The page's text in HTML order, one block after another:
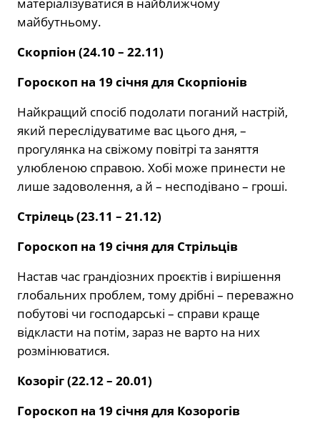
майбутньому.
Скорпіон (24.10 – 22.11)
Гороскоп на 19 січня для Скорпіонів
Найкращий спосіб подолати поганий настрій,
який переслідуватиме вас цього дня, –
прогулянка на свіжому повітрі та заняття
улюбленою справою. Хобі може принести не
лише задоволення, а й – несподівано – гроші.
Стрілець (23.11 – 21.12)
Гороскоп на 19 січня для Стрільців
Настав час грандіозних проєктів і вирішення
глобальних проблем, тому дрібні – переважно
побутові чи господарські – справи краще
відкласти на потім, зараз не варто на них
розмінюватися.
Козоріг (22.12 – 20.01)
Гороскоп на 19 січня для Козорогів